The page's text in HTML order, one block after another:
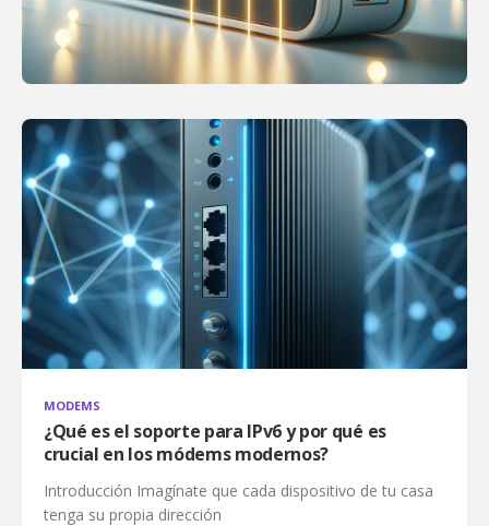
MODEMS
¿Qué es el soporte para IPv6 y por qué es
crucial en los módems modernos?
Introducción Imagínate que cada dispositivo de tu casa
tenga su propia dirección